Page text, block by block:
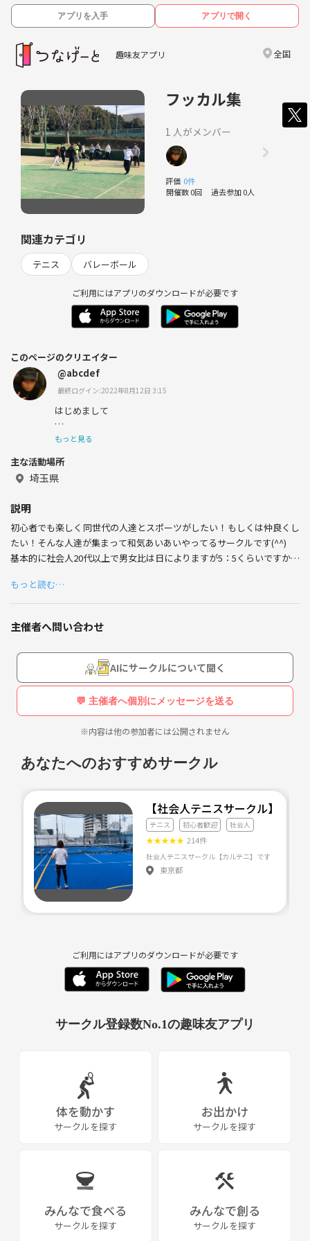
アプリを入手 アプリで開く
趣味友アプリ 全国
フッカル集
1 人がメンバー
評価 0件
開催数 0回 過去参加 0人
関連カテゴリ
テニス バレーボール
ご利用にはアプリのダウンロードが必要です
このページのクリエイター
@abcdef
最終ログイン:2022年8月12日 3:15
はじめまして
現在埼玉の県外勢です
同じ考え方の人仲良くしてください！
もっと見る
主な活動場所
埼玉県
説明
初心者でも楽しく同世代の人達とスポーツがしたい！もしくは仲良くし
たい！そんな人達が集まって和気あいあいやってるサークルです(^^)
基本的に社会人20代以上で男女比は日によりますが5：5くらいですかね
人数も10人以上は集まります！！！
勿論、経験者の方も大歓迎です！
ちゃんと手加減してくださいね！笑
詳細は連絡ください〜
もっと読む…
主催者へ問い合わせ
AIにサークルについて聞く
💬 主催者へ個別にメッセージを送る
※内容は他の参加者には公開されません
あなたへのおすすめサークル
【社会人テニスサークル】カル
テニス 初心者歓迎 社会人
★★★★★ 214件
東京都
ご利用にはアプリのダウンロードが必要です
サークル登録数No.1の趣味友アプリ
体を動かす
サークルを探す
お出かけ
サークルを探す
みんなで食べる
サークルを探す
みんなで創る
サークルを探す